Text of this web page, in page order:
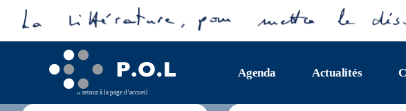
retour à la page d’accueil
Agenda Actualités